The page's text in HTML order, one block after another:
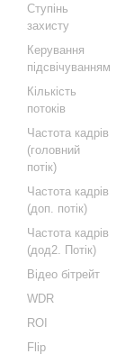
Ступінь
захисту
Керування
підсвічуванням
Кількість
потоків
Частота кадрів
(головний
потік)
Частота кадрів
(доп. потік)
Частота кадрів
(дод2. Потік)
Відео бітрейт
WDR
ROI
Flip